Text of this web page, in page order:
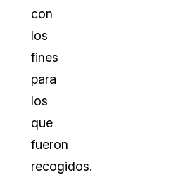
con
los
fines
para
los
que
fueron
recogidos.